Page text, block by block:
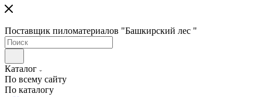
Поставщик пиломатериалов "Башкирский лес "
Каталог
По всему сайту
По каталогу